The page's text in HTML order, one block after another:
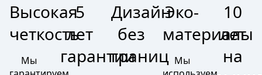
Высокая
четкость
Мы
5
лет
гарантии
Дизайн
без
границ
Эко-
материалы
Мы
10
лет
на